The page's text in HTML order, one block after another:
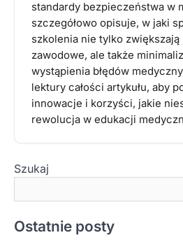
standardy bezpieczeństwa w
szczegółowo opisuje, w jaki
szkolenia nie tylko
zawodowe, ale także
wystąpienia błędów
lektury całości artykułu, aby
innowacje i korzyści, jakie
rewolucja w edukacji
Szukaj
Ostatnie posty